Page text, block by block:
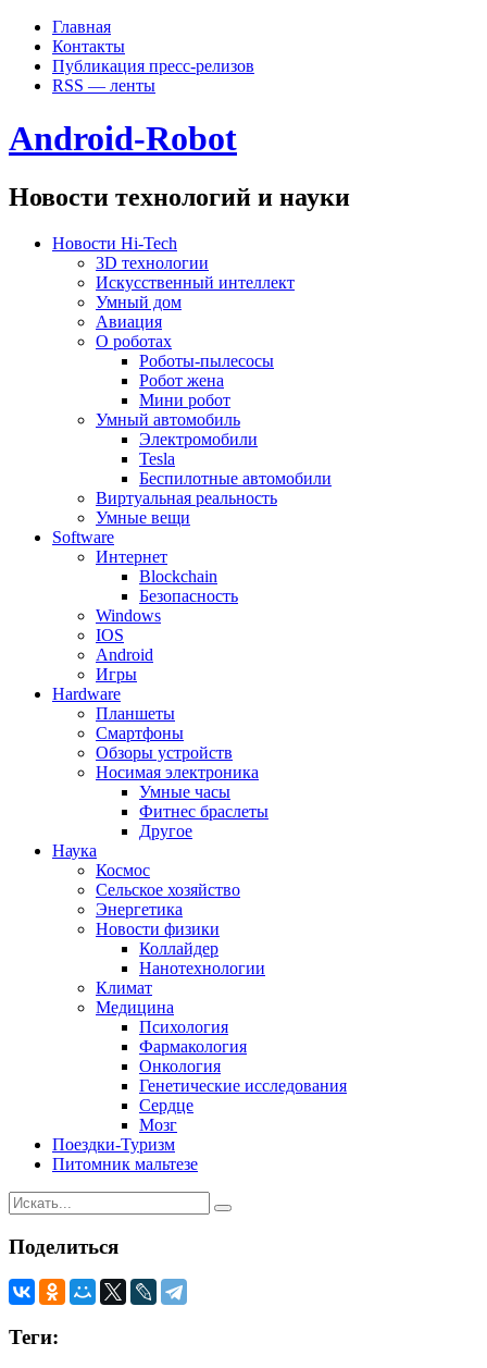
Главная
Контакты
Публикация пресс-релизов
RSS — ленты
Android-Robot
Новости технологий и науки
Новости Hi-Tech
3D технологии
Искусственный интеллект
Умный дом
Авиация
О роботах
Роботы-пылесосы
Робот жена
Мини робот
Умный автомобиль
Электромобили
Tesla
Беспилотные автомобили
Виртуальная реальность
Умные вещи
Software
Интернет
Blockchain
Безопасность
Windows
IOS
Android
Игры
Hardware
Планшеты
Смартфоны
Обзоры устройств
Носимая электроника
Умные часы
Фитнес браслеты
Другое
Наука
Космос
Сельское хозяйство
Энергетика
Новости физики
Коллайдер
Нанотехнологии
Климат
Медицина
Психология
Фармакология
Онкология
Генетические исследования
Сердце
Мозг
Поездки-Туризм
Питомник мальтезе
Поделиться
Теги: